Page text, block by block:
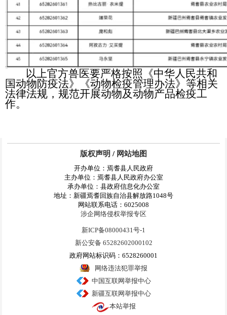
以上官方兽医要严格按照《中华人民共和
国动物防疫法》《动物检疫管理办法》等相关
法律法规，规范开展动物及动物产品检疫工
作。
版权声明 / 网站地图
开办单位：焉耆县人民政府
主办单位：焉耆县人民政府办公室
承办单位：县政府信息化办公室
地址：新疆焉耆回族自治县解放路1048号
网站联系电话：6025008
涉企网络侵权举报专区
新ICP备08000431号-1
新公安备 65282602000102
政府网站标识码：6528260001
网络违法犯罪举报
中国互联网举报中心
新疆互联网举报中心
本站举报